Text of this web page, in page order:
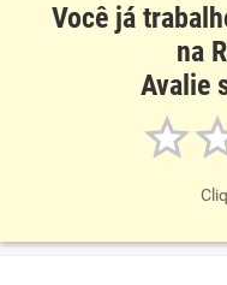
Benefícios
Recomenda esta
Você já
na
Avalie